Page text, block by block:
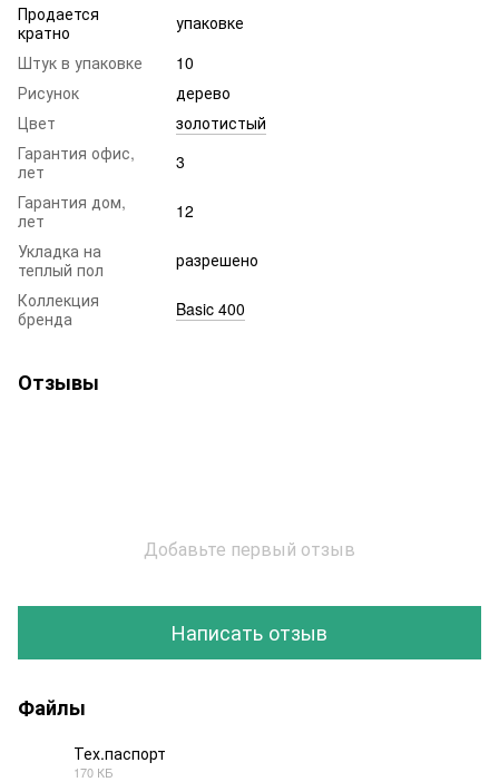
Продается
кратно
упаковке
Штук в упаковке
10
Рисунок
дерево
Цвет
золотистый
Гарантия офис,
лет
3
Гарантия дом,
лет
12
Укладка на
теплый пол
разрешено
Коллекция
бренда
Basic 400
Отзывы
Добавьте первый отзыв
Написать отзыв
Файлы
Тех.паспорт
170 КБ